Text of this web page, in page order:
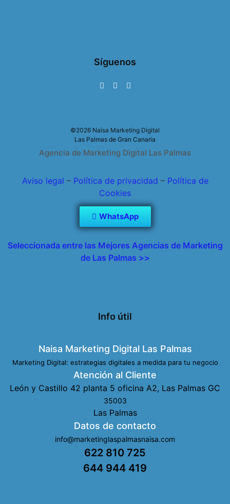
Síguenos
©2026 Naïsa Marketing Digital
Las Palmas de Gran Canaria
Agencia de Marketing Digital Las Palmas
Aviso legal – Política de privacidad – Política de
Cookies
WhatsApp
Seleccionada entre las Mejores Agencias de Marketing
de Las Palmas >>
Info útil
Naisa Marketing Digital Las Palmas
Marketing Digital: estrategias digitales a medida para tu negocio
Atención al Cliente
León y Castillo 42 planta 5 oficina A2, Las Palmas GC
35003
Las Palmas
Datos de contacto
info@marketinglaspalmasnaisa.com
622 810 725
644 944 419